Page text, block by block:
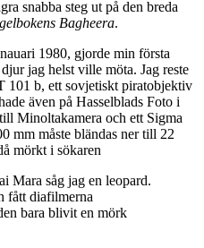
snabba steg ut på den breda
Bagheera.
1980, gjorde min första
jag helst ville möta. Jag reste
101 b, ett sovjetiskt piratobjektiv
även på Hasselblads Foto i
Minoltakamera och ett Sigma
mm måste bländas ner till 22
mörkt i sökaren
Mara såg jag en leopard.
fått diafilmerna
bara blivit en mörk